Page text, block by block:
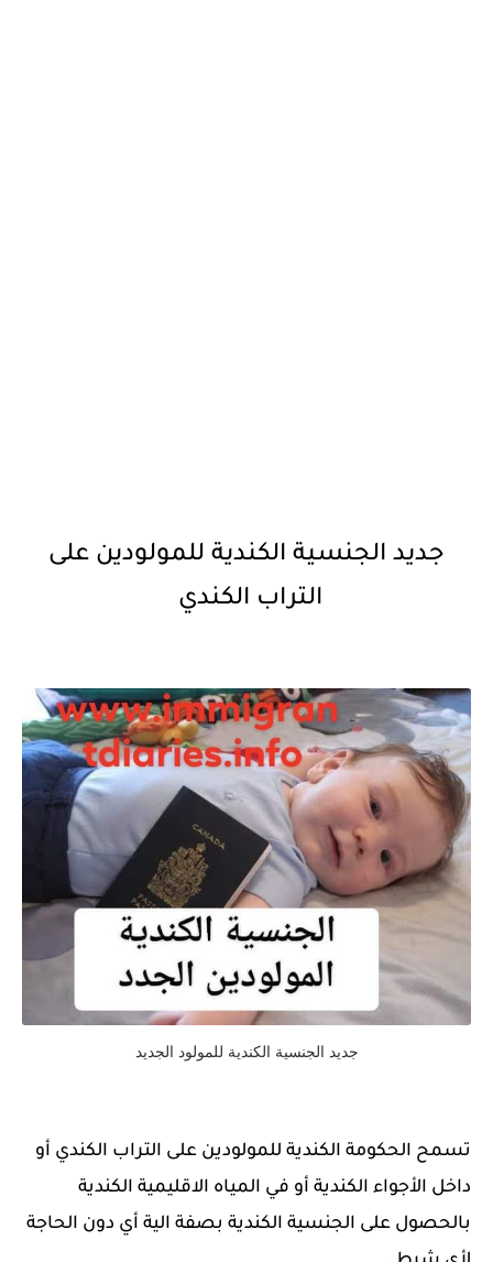
جديد الجنسية الكندية للمولودين على
التراب الكندي
جديد الجنسية الكندية للمولود الجديد
تسمح الحكومة الكندية للمولودين على التراب الكندي أو
داخل الأجواء الكندية أو في المياه الاقليمية الكندية
بالحصول على الجنسية الكندية بصفة الية أي دون الحاجة